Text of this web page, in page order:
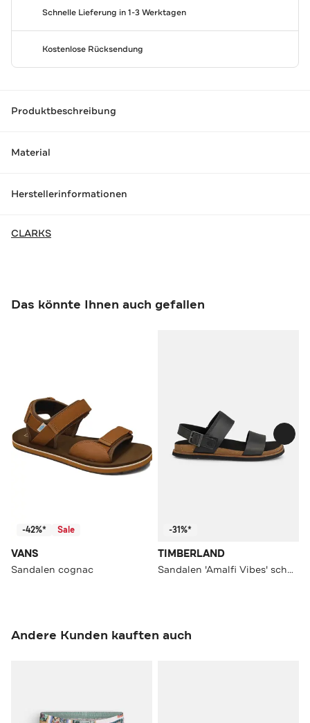
Schnelle Lieferung in 1-3 Werktagen
Kostenlose Rücksendung
Produktbeschreibung
Material
Herstellerinformationen
CLARKS
Das könnte Ihnen auch gefallen
-42%* Sale
VANS
Sandalen cognac
-31%*
TIMBERLAND
Sandalen 'Amalfi Vibes' schwarz
Andere Kunden kauften auch